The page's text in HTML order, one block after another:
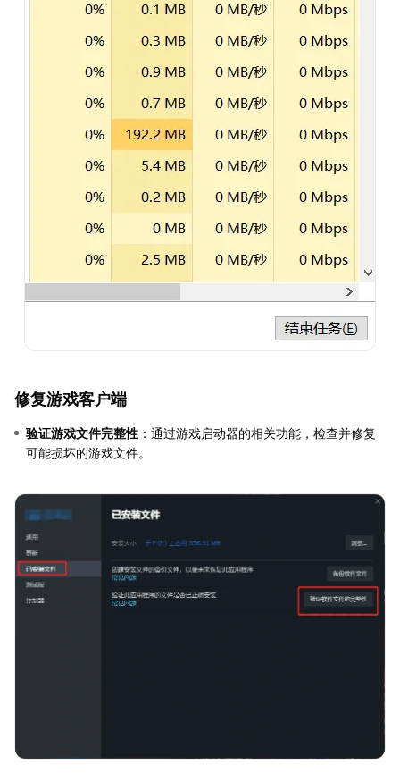
修复游戏客户端
验证游戏文件完整性 ：通过游戏启动器的相关功能，检查并修复
可能损坏的游戏文件。